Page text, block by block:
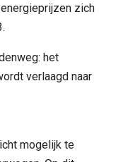
zich
het
verlaagd naar
mogelijk te